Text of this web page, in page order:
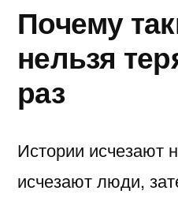
Почему
нельзя
раз
Истории исчезают
исчезают люди,